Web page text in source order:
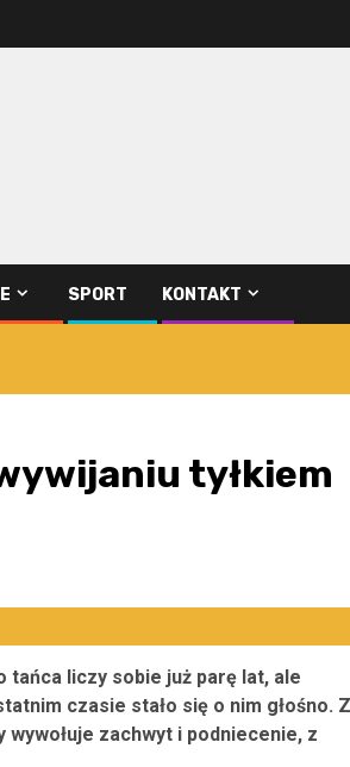
SPORT KONTAKT
tyłkiem
tańca liczy sobie już parę lat, ale
czasie stało się o nim głośno.
wywołuje zachwyt i podniecenie, z